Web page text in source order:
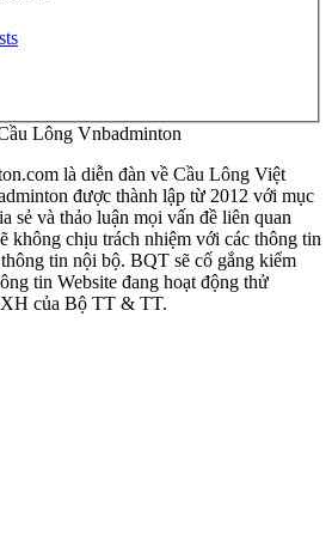
Lông Vnbadminton
là diễn đàn về Cầu Lông Việt
được thành lập từ 2012 với mục
sẻ và thảo luận mọi vấn đề liên quan
không chịu trách nhiệm với các thông tin
tin nội bộ. BQT sẽ cố gắng kiểm
tin Website đang hoạt động thử
của Bộ TT & TT.